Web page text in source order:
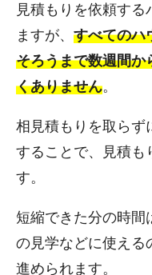
見積もりを依頼する
ますが、 すべてのハ
そろうまで数週間か
くありません。
相見積もりを取らず
することで、見積も
す。
短縮できた分の時間
の見学などに使える
進められます。